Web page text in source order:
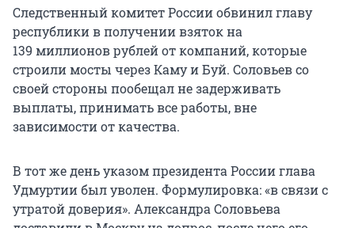
Следственный комитет России обвинил главу
республики в получении взяток на
139 миллионов рублей от компаний, которые
строили мосты через Каму и Буй. Соловьев со
своей стороны пообещал не задерживать
выплаты, принимать все работы, вне
зависимости от качества.
В тот же день указом президента России глава
Удмуртии был уволен. Формулировка: «в связи с
утратой доверия». Александра Соловьева